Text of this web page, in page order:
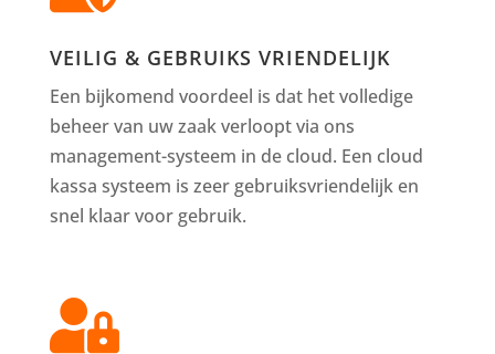
VEILIG & GEBRUIKS VRIENDELIJK
Een bijkomend voordeel is dat het volledige
beheer van uw zaak verloopt via ons
management-systeem in de cloud. Een cloud
kassa systeem is zeer gebruiksvriendelijk en
snel klaar voor gebruik.
